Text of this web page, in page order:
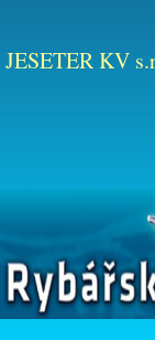
JESETER KV